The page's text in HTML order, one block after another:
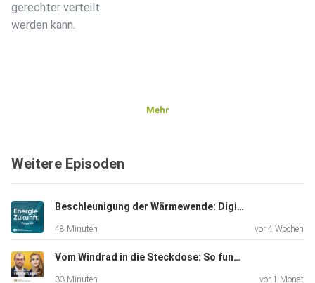
gerechter verteilt
werden kann.
Mehr
Weitere Episoden
Beschleunigung der Wärmewende: Digital, wirtschaftlich und sozial
48 Minuten vor 4 Wochen
Vom Windrad in die Steckdose: So funktionieren PPA
33 Minuten vor 1 Monat